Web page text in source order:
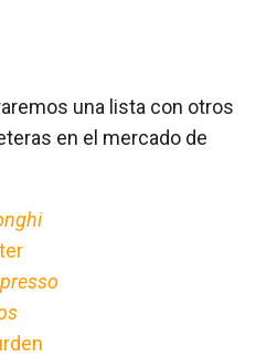
una lista con otros
en el mercado de